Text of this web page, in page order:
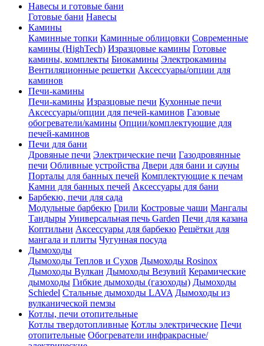
Навесы и готовые бани
Готовые бани Навесы
Камины
Каминные топки Каминные облицовки Современные
камины (HighTech) Изразцовые камины Готовые
камины, комплекты Биокамины Электрокамины
Вентиляционные решетки Аксессуары/опции для
каминов
Печи-камины
Печи-камины Изразцовые печи Кухонные печи
Аксессуары/опции для печей-каминов Газовые
обогреватели/камины Опции/комплектующие для
печей-каминов
Печи для бани
Дровяные печи Электрические печи Газодровянные
печи Обливные устройства Двери для бани и сауны
Порталы для банных печей Комплектующие к печам
Камни для банных печей Аксессуары для бани
Барбекю, печи для сада
Модульные барбекю Грили Костровые чаши Мангалы
Тандыры Универсальная печь Garden Печи для казана
Коптильни Аксессуары для барбекю Решётки для
мангала и плиты Чугунная посуда
Дымоходы
Дымоходы Теплов и Сухов Дымоходы Rosinox
Дымоходы Вулкан Дымоходы Везувий Керамические
дымоходы Гибкие дымоходы (газоходы) Дымоходы
Schiedel Стальные дымоходы LAVA Дымоходы из
вулканической пемзы
Котлы, печи отопительные
Котлы твердотопливные Котлы электрические Печи
отопительные Обогреватели инфракрасные/